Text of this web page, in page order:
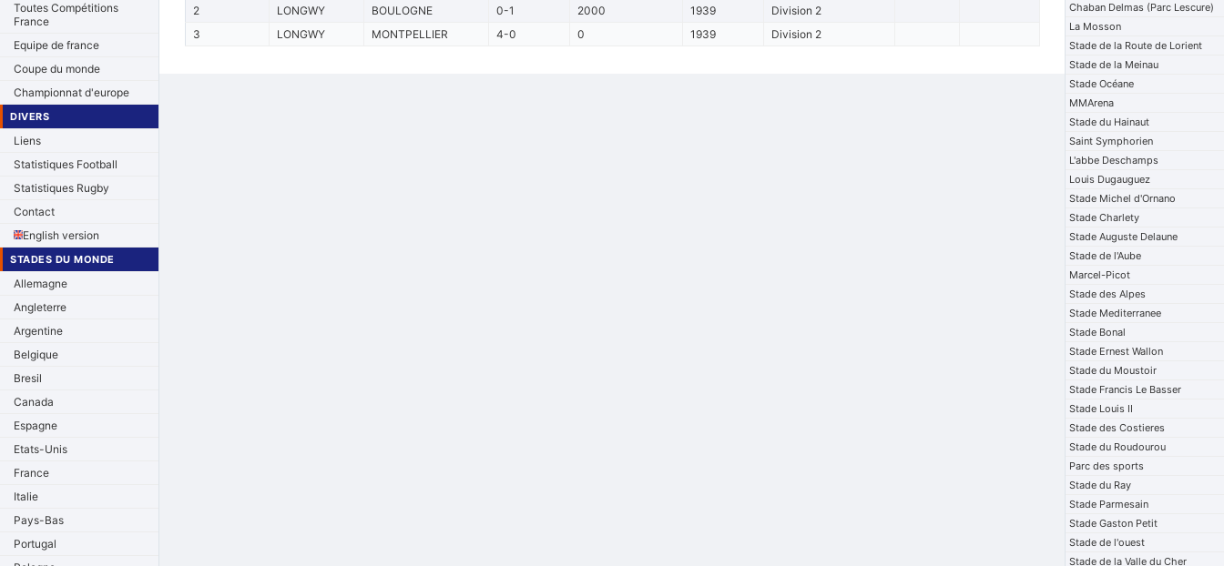
Toutes Compétitions
France
Equipe de france
Coupe du monde
Championnat d'europe
DIVERS
Liens
Statistiques Football
Statistiques Rugby
Contact
English version
STADES DU MONDE
Allemagne
Angleterre
Argentine
Belgique
Bresil
Canada
Espagne
Etats-Unis
France
Italie
Pays-Bas
Portugal
2
LONGWY BOULOGNE 0-1 2000 1939
Division 2
3
LONGWY MONTPELLIER 4-0 0 1939 Division 2
Chaban Delmas (Parc Lescure)
La Mosson
Stade de la Route de Lorient
Stade de la Meinau
Stade Océane
MMArena
Stade du Hainaut
Saint Symphorien
L'abbe Deschamps
Louis Dugauguez
Stade Michel d'Ornano
Stade Charlety
Stade Auguste Delaune
Stade de l'Aube
Marcel-Picot
Stade des Alpes
Stade Mediterranee
Stade Bonal
Stade Ernest Wallon
Stade du Moustoir
Stade Francis Le Basser
Stade Louis II
Stade des Costieres
Stade du Roudourou
Parc des sports
Stade du Ray
Stade Parmesain
Stade Gaston Petit
Stade de l'ouest
Stade de la Valle du Cher